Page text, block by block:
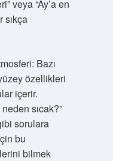
veya “Ay’a en
sıkça
Bazı
özellikleri
içerir.
sıcak?”
sorulara
bu
bilmek